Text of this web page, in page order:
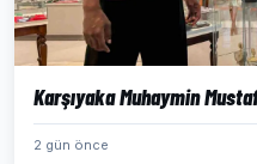
Karşıyaka Muhaymin
2 gün önce